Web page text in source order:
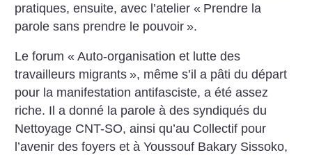
pratiques, ensuite, avec l’atelier « Prendre la
parole sans prendre le pouvoir ».
Le forum « Auto-organisation et lutte des
travailleurs migrants », même s’il a pâti du départ
pour la manifestation antifasciste, a été assez
riche. Il a donné la parole à des syndiqués du
Nettoyage CNT-SO, ainsi qu’au Collectif pour
l’avenir des foyers et à Youssouf Bakary Sissoko,